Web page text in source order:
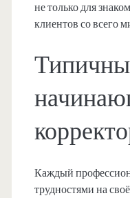
не только для
клиентов со всего
Каждый
трудностями на